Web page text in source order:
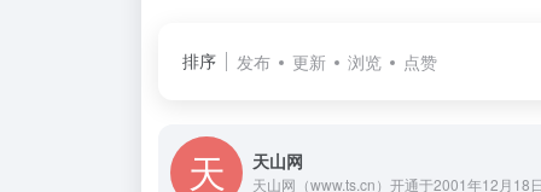
排序 发布 更新 浏览 点赞
天山网